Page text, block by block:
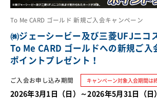
To Me CARD ゴールド 新規ご入会キャンペーン
㈱ジェーシービー及び三菱UFJニコ
To Me CARD ゴールドへの新規ご
ポイントプレゼント！
ご入会お申し込み期間 キャンペーン対象入会期間は
2026年3月1日（日）～2026年5月31日（日）